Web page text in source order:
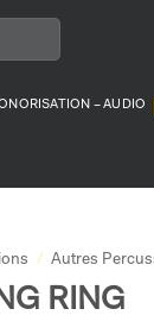
– AUDIO
/ Autres
RING